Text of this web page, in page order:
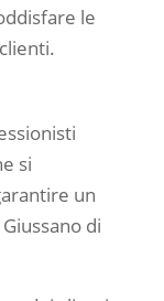
le
si
un
di